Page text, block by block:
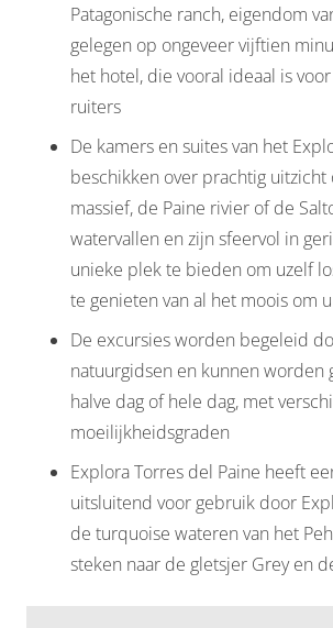
Patagonische ranch, eigendom
gelegen op ongeveer vijftien
het hotel, die vooral ideaal is
ruiters
De kamers en suites van het
beschikken over prachtig uitzicht
massief, de Paine rivier of de
watervallen en zijn sfeervol in
unieke plek te bieden om uzelf
te genieten van al het moois om
De excursies worden begeleid
natuurgidsen en kunnen worden
halve dag of hele dag, met
moeilijkheidsgraden
Explora Torres del Paine heeft
uitsluitend voor gebruik door
de turquoise wateren van het
steken naar de gletsjer Grey en